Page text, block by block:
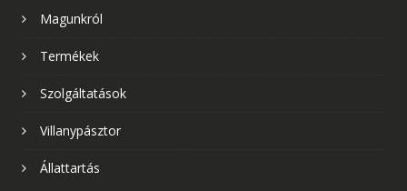
Magunkról
Termékek
Szolgáltatások
Villanypásztor
Állattartás